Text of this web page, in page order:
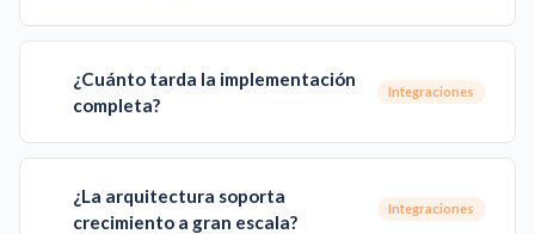
¿Cuánto tarda la implementación
completa?
Integraciones
¿La arquitectura soporta
crecimiento a gran escala?
Integraciones